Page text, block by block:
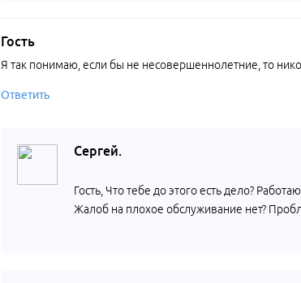
Гость
Я так понимаю, если бы не несовершеннолетние, то
Ответить
Сергей.
Гость, Что тебе до этого есть дело?
Жалоб на плохое обслуживание нет?